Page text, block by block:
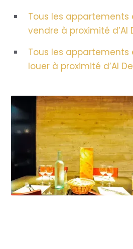
Tous les appartements
vendre à proximité d’Al
Tous les appartements
louer à proximité d’Al